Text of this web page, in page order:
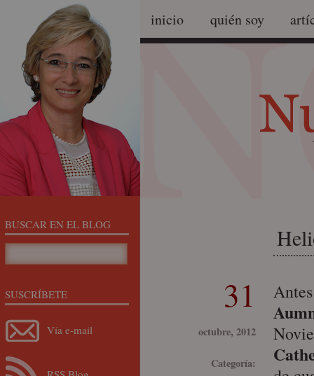
inicio quién soy
31
octubre, 2012
Categoría:
BUSCAR EN EL BLOG
SUSCRÍBETE
Vía e-mail